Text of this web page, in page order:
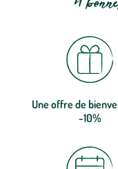
Une offre de
-10%